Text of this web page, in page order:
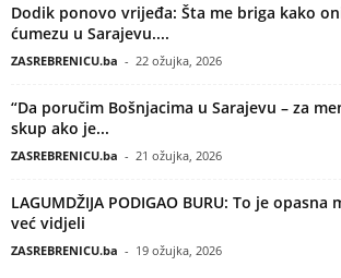
Dodik ponovo vrijeđa: Šta me briga kako
ćumezu u Sarajevu....
ZASREBRENICU.ba - 22 ožujka, 2026
“Da poručim Bošnjacima u Sarajevu – za
skup ako je...
ZASREBRENICU.ba - 21 ožujka, 2026
LAGUMDŽIJA PODIGAO BURU: To je
već vidjeli
ZASREBRENICU.ba - 19 ožujka, 2026